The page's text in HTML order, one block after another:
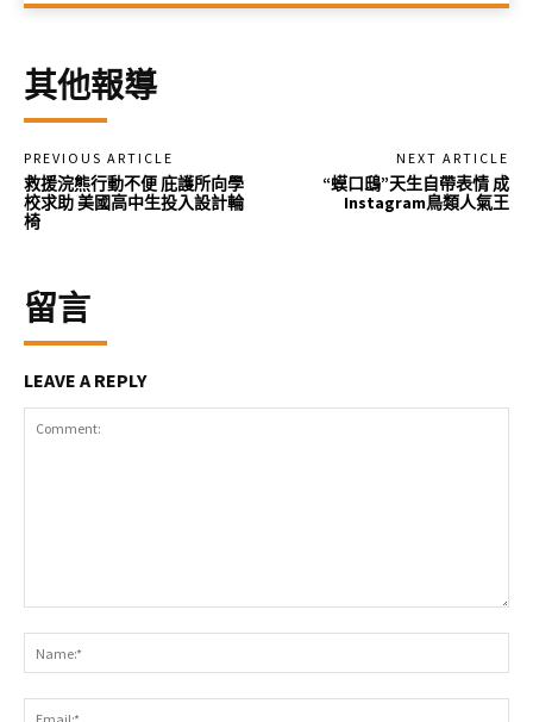
其他報導
PREVIOUS ARTICLE
救援浣熊行動不便 庇護所向學
校求助 美國高中生投入設計輪
椅
NEXT ARTICLE
“蟆口鴟”天生自帶表情 成
Instagram鳥類人氣王
留言
LEAVE A REPLY